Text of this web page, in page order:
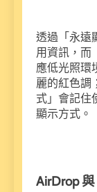
透過「永遠
用資訊，而
應低光照環
麗的紅色調
式」會記住
顯示方式。
AirDrop